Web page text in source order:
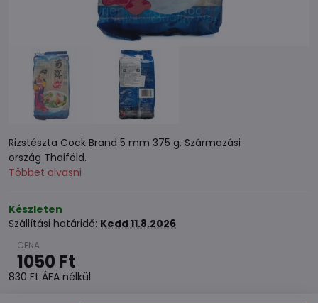
Rizstészta Cock Brand 5 mm 375 g. Származási
ország Thaiföld.
Többet olvasni
Készleten
Szállítási határidő: Kedd11.8.2026
1050 Ft
830 Ft ÁFA nélkül